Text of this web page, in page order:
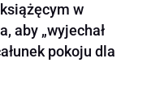
w
aby „wyjechał
pokoju dla